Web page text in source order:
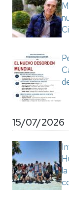
15/07/2026